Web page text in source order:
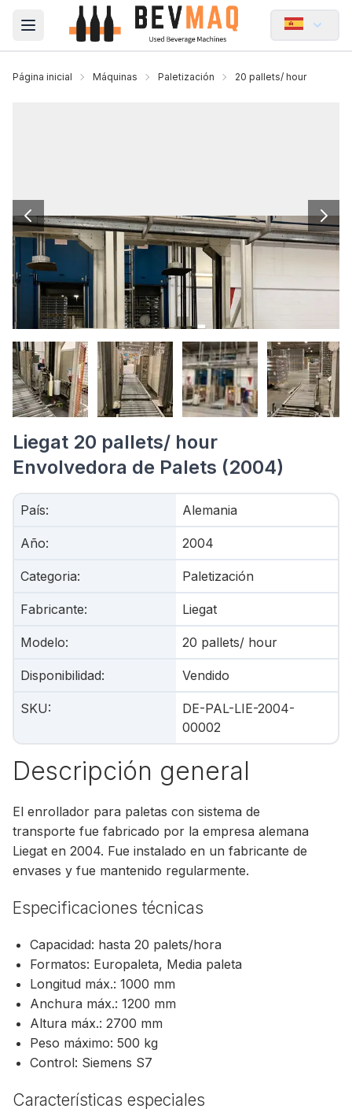
Open main menu
Página inicial Máquinas Paletización 20 pallets/ hour
Liegat 20 pallets/ hour
Envolvedora de Palets (2004)
País: Alemania
Año: 2004
Categoria: Paletización
Fabricante: Liegat
Modelo: 20 pallets/ hour
Disponibilidad: Vendido
SKU:
DE-PAL-LIE-2004-
00002
Descripción general
El enrollador para paletas con sistema de
transporte fue fabricado por la empresa alemana
Liegat en 2004. Fue instalado en un fabricante de
envases y fue mantenido regularmente.
Especificaciones técnicas
Capacidad: hasta 20 palets/hora
Formatos: Europaleta, Media paleta
Longitud máx.: 1000 mm
Anchura máx.: 1200 mm
Altura máx.: 2700 mm
Peso máximo: 500 kg
Control: Siemens S7
Características especiales